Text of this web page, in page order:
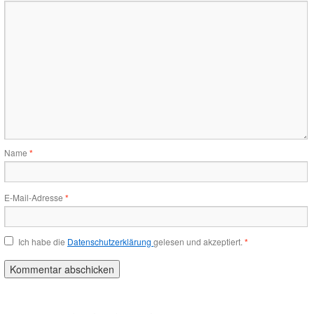
Name *
E-Mail-Adresse *
Ich habe die Datenschutzerklärung gelesen und akzeptiert. *